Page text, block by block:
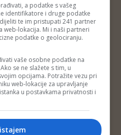
Depo Portal
Privatnost korisnika
O nama
a podatke s vašeg
identifikatore i druge podatke
te im pristupati 241 partner
lokacija. Mi i naši partneri
podatke o geolociranju.
vaše osobne podatke na
se ne slažete s tim, u
opcijama. Potražite vezu pri
web-lokacije za upravljanje
u postavkama privatnosti i